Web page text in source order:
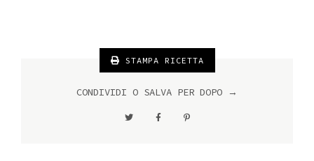
STAMPA RICETTA
CONDIVIDI O SALVA PER DOPO →